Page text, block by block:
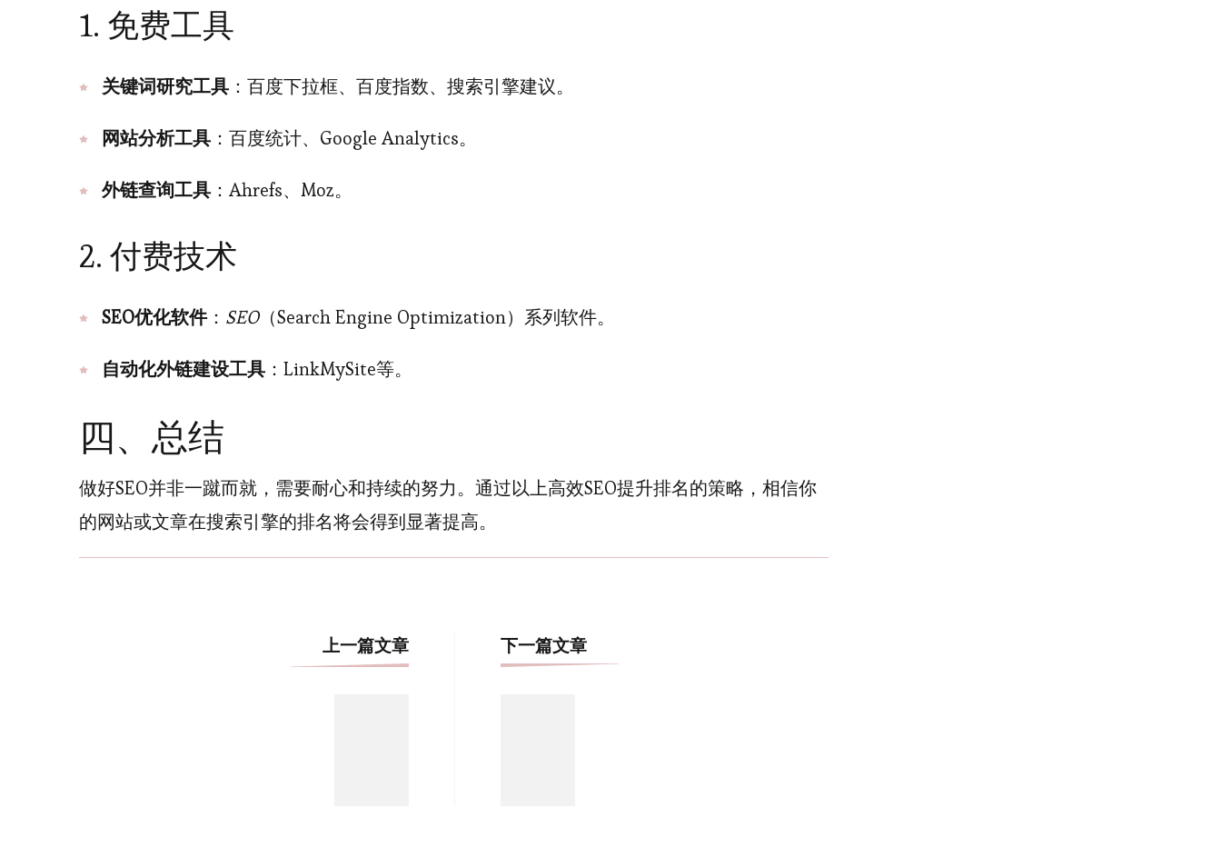
1. 免费工具
关键词研究工具 ：百度下拉框、百度指数、搜索引擎建议。
网站分析工具 ：百度统计、Google Analytics。
外链查询工具 ：Ahrefs、Moz。
2. 付费技术
SEO优化软件： SEO（Search Engine Optimization）系列软件。
自动化外链建设工具 ：LinkMySite等。
四、总结
做好SEO并非一蹴而就，需要耐心和持续的努力。通过以上高效SEO提升排名的策略，相信你
的网站或文章在搜索引擎的排名将会得到显著提高。
上一篇文章 下一篇文章